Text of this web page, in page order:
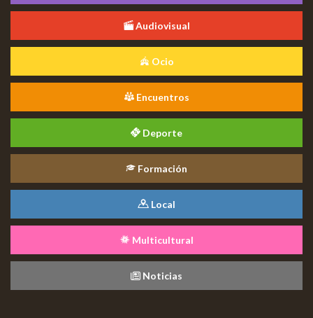
Audiovisual
Ocio
Encuentros
Deporte
Formación
Local
Multicultural
Noticias